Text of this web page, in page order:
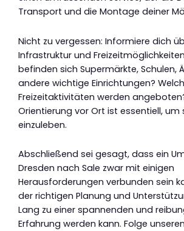
Transport und die Montage deiner
Nicht zu vergessen: Informiere dich
Infrastruktur und
befinden sich Supermärkte, Schulen,
andere wichtige Einrichtungen?
Freizeitaktivitäten werden
Orientierung vor Ort ist essentiell, um
einzuleben.
Abschließend sei gesagt, dass ein
Dresden nach Sale zwar mit einigen
Herausforderungen verbunden sein
der richtigen Planung und
Lang zu einer spannenden und
Erfahrung werden kann. Folge